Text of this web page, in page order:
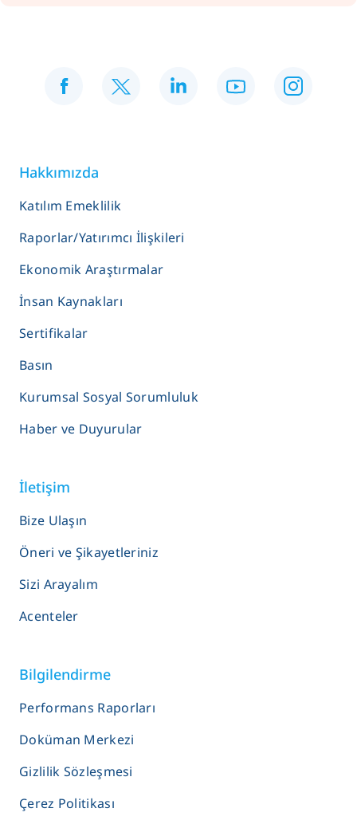
Hakkımızda
Katılım Emeklilik
Raporlar/Yatırımcı İlişkileri
Ekonomik Araştırmalar
İnsan Kaynakları
Sertifikalar
Basın
Kurumsal Sosyal Sorumluluk
Haber ve Duyurular
İletişim
Bize Ulaşın
Öneri ve Şikayetleriniz
Sizi Arayalım
Acenteler
Bilgilendirme
Performans Raporları
Doküman Merkezi
Gizlilik Sözleşmesi
Çerez Politikası